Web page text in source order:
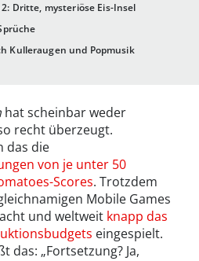
Dritte, mysteriöse Eis-Insel
Kulleraugen und Popmusik
hat scheinbar weder
recht überzeugt.
das die
von je unter 50
Scores. Trotzdem
Mobile Games
und weltweit knapp das
eingespielt.
das: „Fortsetzung? Ja,